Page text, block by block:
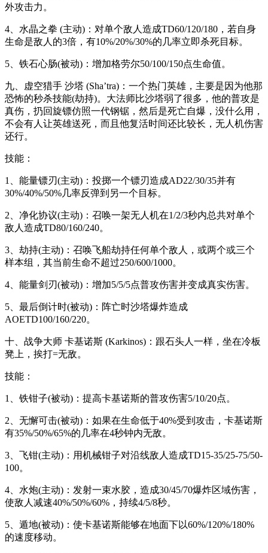
外攻击力。
4、水晶之拳 (主动)：对单个敌人造成TD60/120/180，若自身
生命是敌人的3倍，有10%/20%/30%的几率立即杀死目标。
5、铁石心肠(被动)：增加格劳尔50/100/150点生命值。
九、虚空猎手 沙塔 (Sha’tra)：一个热门英雄，主要是因为他那
恐怖的秒杀技能(劫持)。大法师比沙塔弱了很多，他的普攻是
真伤，扔回旋镖仿照一代钢锯，然后是死亡自爆，没什么用，
不会有人让英雄送死，而且他复活时间还比较长，无人机伤害
还行。
技能：
1、能量镖刃(主动)：投掷一个镖刃造成AD22/30/35并有
30%/40%/50%几率反弹到另一个目标。
2、净化协议(主动)：召唤一架无人机在1/2/3秒内总共对单个
敌人造成TD80/160/240。
3、劫持(主动)：召唤飞船劫持任何单个敌人，或两个或三个
样本组，其当前生命不超过250/600/1000。
4、能量剑刃(被动)：增加5/5/5点普攻伤害并变成真实伤害。
5、最后倒计时(被动)：阵亡时沙塔爆炸造成
AOETD100/160/220。
十、战争大师 卡基诺斯 (Karkinos)：跟石头人一样，坐在冷板
凳上，挨打=无敌。
技能：
1、铁钳子(被动)：提高卡基诺斯的普攻伤害5/10/20点。
2、无懈可击(被动)：如果在生命低于40%受到攻击，卡基诺斯
有35%/50%/65%的几率在4秒钟内无敌。
3、飞钳(主动)：用机械钳子对沿线敌人造成TD15-35/25-75/50-
100。
4、水炮(主动)：发射一束水胶，造成30/45/70爆炸区域伤害，
使敌人减速40%/50%/60%，持续4/5/8秒。
5、遁地(被动)：使卡基诺斯能够在地面下以60%/120%/180%
的速度移动。